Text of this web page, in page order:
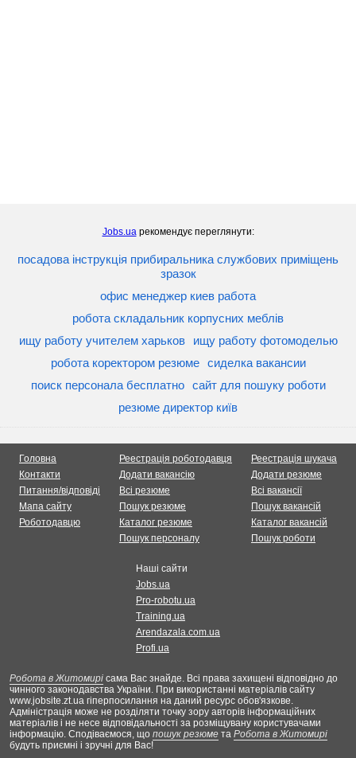
Jobs.uaрекомендує переглянути:
посадова інструкція прибиральника службових приміщень
зразок
офис менеджер киев работа
робота складальник корпусних меблів
ищу работу учителем харьков
ищу работу фотомоделью
робота коректором резюме
сиделка вакансии
поиск персонала бесплатно
сайт для пошуку роботи
резюме директор київ
Головна
Контакти
Питання/відповіді
Мапа сайту
Роботодавцю
Реестрація роботодавця
Додати вакансію
Всі резюме
Пошук резюме
Каталог резюме
Пошук персоналу
Реестрація шукача
Додати резюме
Всі вакансії
Пошук вакансій
Каталог вакансій
Пошук роботи
Наші сайти
Jobs.ua
Pro-robotu.ua
Training.ua
Arendazala.com.ua
Profi.ua
Робота в Житомирі сама Вас знайде. Всі права захищені відповідно до
чинного законодавства України. При використанні матеріалів сайту
www.jobsite.zt.ua гіперпосилання на даний ресурс обов'язкове.
Адміністрація може не розділяти точку зору авторів інформаційних
матеріалів і не несе відповідальності за розміщувану користувачами
інформацію. Сподіваємося, що пошук резюме та Робота в Житомирі
будуть приємні і зручні для Вас!